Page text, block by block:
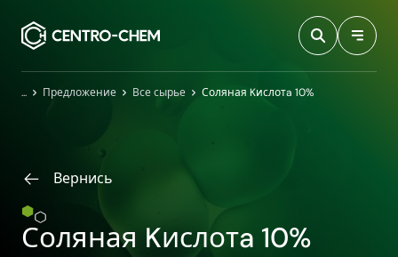
ГлавнаяПредложение Все сырье Соляная Kислотa 10%
Вернись
Соляная Kислотa 10%